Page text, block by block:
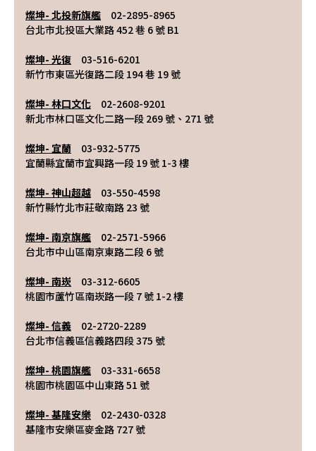
燦坤- 北投新旗艦 02-2895-8965
台北市北投區大業路 452 巷 6 號 B1
燦坤- 光復 03-516-6201
新竹市東區光復路二段 194 巷 19 號
燦坤- 林口文化 02-2608-9201
新北市林口區文化二路一段 269 號、271 號
燦坤- 宜蘭 03-932-5775
宜蘭縣宜蘭市宜興路一段 19 號 1-3 樓
燦坤- 神山超越 03-550-4598
新竹縣竹北市莊敬南路 23 號
燦坤- 南京旗艦 02-2571-5966
台北市中山區南京東路二段 6 號
燦坤- 南崁 03-312-6605
桃園市蘆竹區南崁路一段 7 號 1-2 樓
燦坤- 信義 02-2720-2289
台北市信義區信義路四段 375 號
燦坤- 桃園旗艦 03-331-6658
桃園市桃園區中山東路 51 號
燦坤- 基隆安樂 02-2430-0328
基隆市安樂區麥金路 727 號